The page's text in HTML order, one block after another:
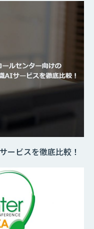
ービスを徹底比較！